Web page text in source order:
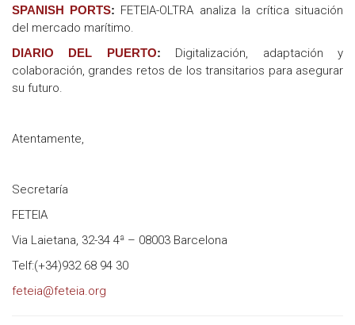
SPANISH PORTS: FETEIA-OLTRA analiza la crítica situación
del mercado marítimo.
DIARIO DEL PUERTO: Digitalización, adaptación y
colaboración, grandes retos de los transitarios para asegurar
su futuro.
Atentamente,
Secretaría
FETEIA
Via Laietana, 32-34 4ª – 08003 Barcelona
Telf:(+34)932 68 94 30
feteia@feteia.org